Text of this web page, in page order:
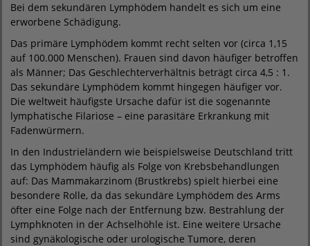
Bei dem sekundären Lymphödem handelt es sich um eine
erworbene Schädigung.
Das primäre Lymphödem kommt recht selten vor (circa 1,15
auf 100.000 Menschen). Frauen sind davon häufiger betroffen
als Männer; Das Geschlechterverhältnis beträgt circa 4,5 : 1.
Das sekundäre Lymphödem kommt hingegen häufiger vor.
Die weltweit häufigste Ursache dafür ist die sogenannte
lymphatische Filariose – eine parasitäre Erkrankung mit
Fadenwürmern.
In den Industrieländern wie beispielsweise Deutschland tritt
das Lymphödem häufig als Folge von Krebsbehandlungen
auf: Das Mammakarzinom (Brustkrebs) spielt hierbei eine
besondere Rolle, da das sekundäre Lymphödem des Arms
öfter eine Folge nach der Entfernung bzw. Bestrahlung der
Lymphknoten in der Achselhöhle ist. Eine weitere Ursache
sind gynäkologische oder urologische Tumore, deren